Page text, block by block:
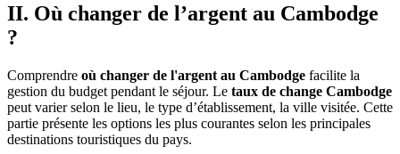
II. Où changer de l’argent au Cambodge
?
Comprendre où changer de l'argent au Cambodge facilite la
gestion du budget pendant le séjour. Le taux de change Cambodge
peut varier selon le lieu, le type d’établissement, la ville visitée. Cette
partie présente les options les plus courantes selon les principales
destinations touristiques du pays.